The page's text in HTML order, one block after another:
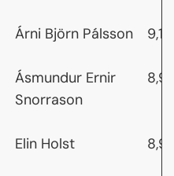
Árni Björn Pálsson 9,18
Ásmundur Ernir
Snorrason
Elin Holst